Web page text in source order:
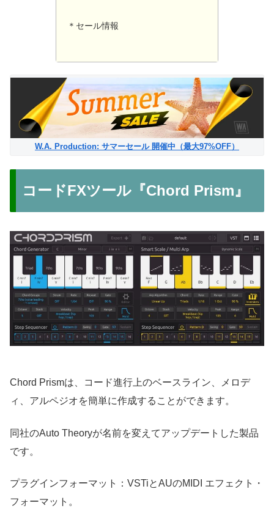
＊セール情報
W.A. Production: サマーセール 開催中（最大97%OFF）
コードFXツール『Chord Prism』
Chord Prismは、コード進行上のベースライン、メロデ
ィ、アルペジオを簡単に作成することができます。
同社のAuto Theoryが名前を変えてアップデートした製品
です。
プラグインフォーマット：VSTiとAUのMIDI エフェクト・
フォーマット。